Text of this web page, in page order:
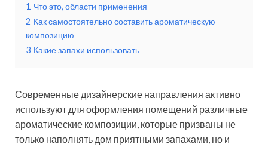
1 Что это, области применения
2 Как самостоятельно составить ароматическую
композицию
3 Какие запахи использовать
Современные дизайнерские направления активно
используют для оформления помещений различные
ароматические композиции, которые призваны не
только наполнять дом приятными запахами, но и